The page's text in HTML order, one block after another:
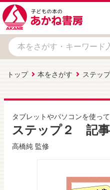
トップ 本をさがす ステッ
タブレットやパソコンを使っ
ステップ２ 記事
高橋純 監修